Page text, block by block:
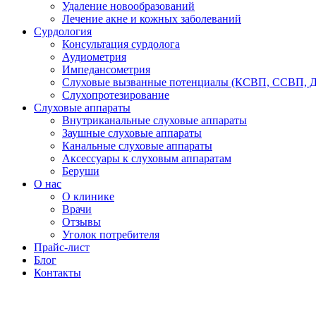
Удаление новообразований
Лечение акне и кожных заболеваний
Сурдология
Консультация сурдолога
Аудиометрия
Импедансометрия
Слуховые вызванные потенциалы (КСВП, ССВП,
Слухопротезирование
Слуховые аппараты
Внутриканальные слуховые аппараты
Заушные слуховые аппараты
Канальные слуховые аппараты
Аксессуары к слуховым аппаратам
Беруши
О нас
О клинике
Врачи
Отзывы
Уголок потребителя
Прайс-лист
Блог
Контакты